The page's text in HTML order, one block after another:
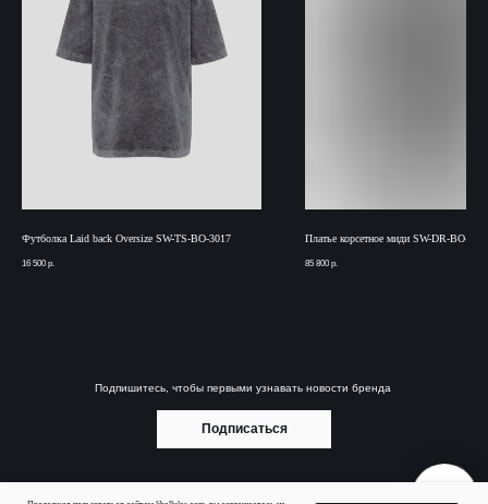
Футболка Laid back Oversize SW-TS-BO-3017
16 500 р.
Платье корсетное миди SW-DR-BO-
85 800 р.
Подпишитесь, чтобы первыми узнавать новости бренда
Подписаться